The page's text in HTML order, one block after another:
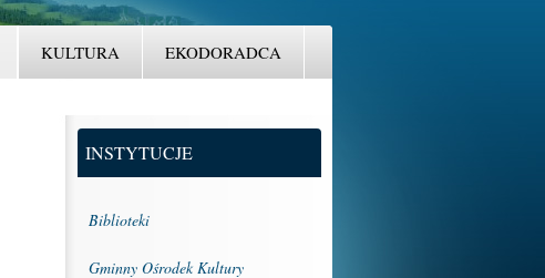
KULTURA EKODORADCA
INSTYTUCJE
Biblioteki
Gminny Ośrodek Kultury